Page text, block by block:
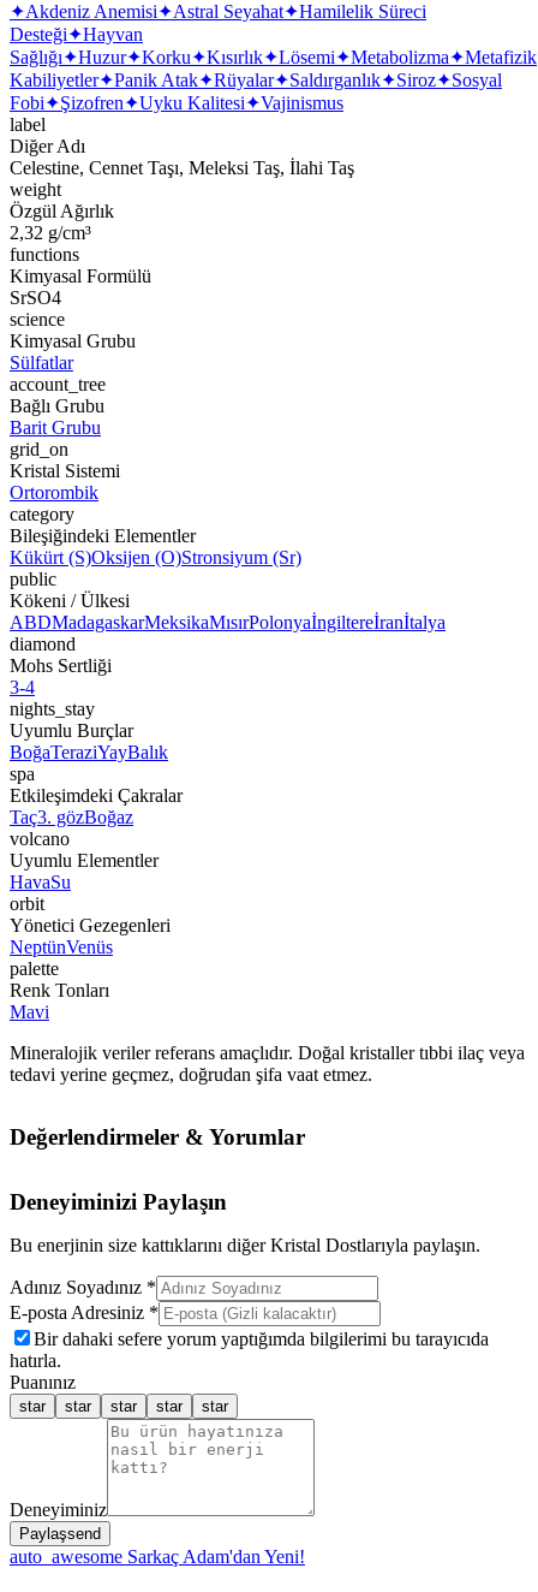
✦Akdeniz Anemisi✦Astral Seyahat✦Hamilelik Süreci
Desteği✦Hayvan
Sağlığı✦Huzur✦Korku✦Kısırlık✦Lösemi✦Metabolizma✦Metafizik
Kabiliyetler✦Panik Atak✦Rüyalar✦Saldırganlık✦Siroz✦Sosyal
Fobi✦Şizofren✦Uyku Kalitesi✦Vajinismus
label
Diğer Adı
Celestine, Cennet Taşı, Meleksi Taş, İlahi Taş
weight
Özgül Ağırlık
2,32 g/cm³
functions
Kimyasal Formülü
SrSO4
science
Kimyasal Grubu
Sülfatlar
account_tree
Bağlı Grubu
Barit Grubu
grid_on
Kristal Sistemi
Ortorombik
category
Bileşiğindeki Elementler
Kükürt (S)Oksijen (O)Stronsiyum (Sr)
public
Kökeni / Ülkesi
ABDMadagaskarMeksikaMısırPolonyaİngiltereİranİtalya
diamond
Mohs Sertliği
3-4
nights_stay
Uyumlu Burçlar
BoğaTeraziYayBalık
spa
Etkileşimdeki Çakralar
Taç3. gözBoğaz
volcano
Uyumlu Elementler
HavaSu
orbit
Yönetici Gezegenleri
NeptünVenüs
palette
Renk Tonları
Mavi
Mineralojik veriler referans amaçlıdır. Doğal kristaller tıbbi ilaç veya
tedavi yerine geçmez, doğrudan şifa vaat etmez.
Değerlendirmeler & Yorumlar
Deneyiminizi Paylaşın
Bu enerjinin size kattıklarını diğer Kristal Dostlarıyla paylaşın.
Adınız Soyadınız *
E-posta Adresiniz *
Bir dahaki sefere yorum yaptığımda bilgilerimi bu tarayıcıda
hatırla.
Puanınız
star star star star star
Deneyiminiz
Paylaşsend
auto_awesome Sarkaç Adam'dan Yeni!